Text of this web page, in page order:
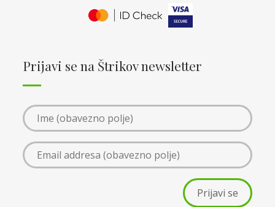
Prijavi se na Štrikov newsletter